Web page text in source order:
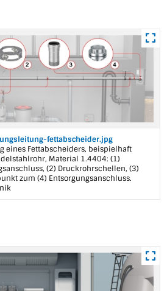
fettabscheider.jpg
eines Fettabscheiders, beispielhaft
Material 1.4404: (1)
(2) Druckrohrschellen, (3)
zum (4) Entsorgungsanschluss.